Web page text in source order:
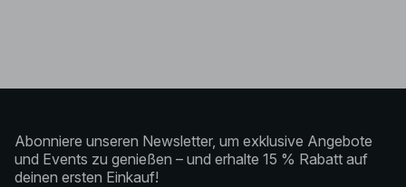
Abonniere unseren Newsletter, um exklusive Angebote
und Events zu genießen – und erhalte 15 % Rabatt auf
deinen ersten Einkauf!